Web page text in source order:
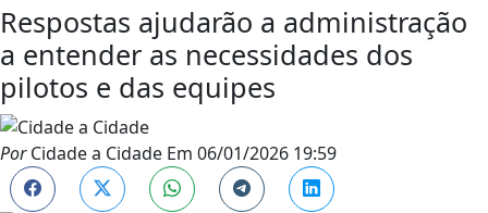
Respostas ajudarão a administração
a entender as necessidades dos
pilotos e das equipes
PorCidade a Cidade Em 06/01/2026 19:59